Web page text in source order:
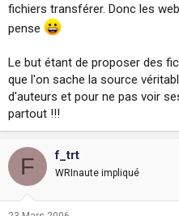
fichiers transférer. Donc les
pense
Le but étant de proposer des
que l'on sache la source
d'auteurs et pour ne pas voir
partout !!!
F f_trt
WRInaute impliqué